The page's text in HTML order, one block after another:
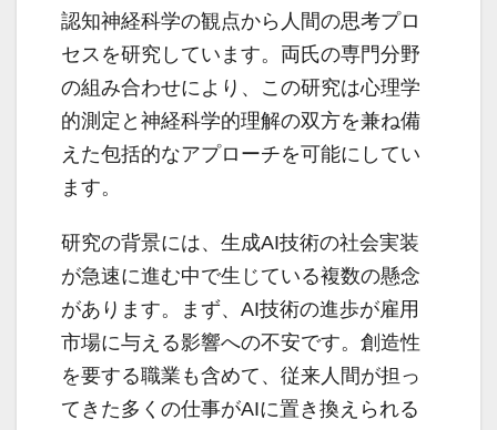
認知神経科学の観点から人間の思考プロ
セスを研究しています。両氏の専門分野
の組み合わせにより、この研究は心理学
的測定と神経科学的理解の双方を兼ね備
えた包括的なアプローチを可能にしてい
ます。
研究の背景には、生成AI技術の社会実装
が急速に進む中で生じている複数の懸念
があります。まず、AI技術の進歩が雇用
市場に与える影響への不安です。創造性
を要する職業も含めて、従来人間が担っ
てきた多くの仕事がAIに置き換えられる